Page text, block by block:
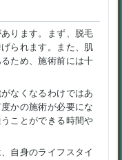
ります。まず、脱毛
られます。また、肌
ため、施術前には十
なくなるわけではあ
かの施術が必要にな
ことができる時間や
自身のライフスタイ